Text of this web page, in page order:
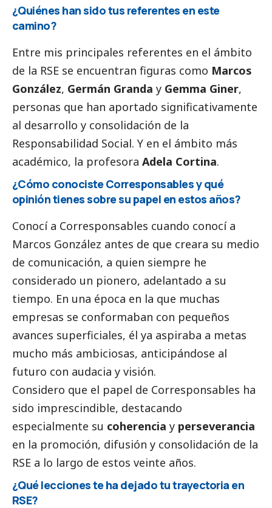
¿Quiénes han sido tus referentes en este
camino?
Entre mis principales referentes en el ámbito
de la RSE se encuentran figuras como Marcos
González, Germán Granda y Gemma Giner,
personas que han aportado significativamente
al desarrollo y consolidación de la
Responsabilidad Social. Y en el ámbito más
académico, la profesora Adela Cortina.
¿Cómo conocisteCorresponsablesy qué
opinióntienes sobre su papel en estos años?
Conocí a Corresponsables cuando conocí a
Marcos González antes de que creara su medio
de comunicación, a quien siempre he
considerado un pionero, adelantado a su
tiempo. En una época en la que muchas
empresas se conformaban con pequeños
avances superficiales, él ya aspiraba a metas
mucho más ambiciosas, anticipándose al
futuro con audacia y visión.
Considero que el papel de Corresponsables ha
sido imprescindible, destacando
especialmente su coherencia y perseverancia
en la promoción, difusión y consolidación de la
RSE a lo largo de estos veinte años.
¿Qué lecciones te ha dejado tu trayectoria en
RSE?